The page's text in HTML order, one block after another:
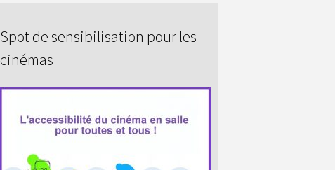
Spot de sensibilisation pour les
cinémas